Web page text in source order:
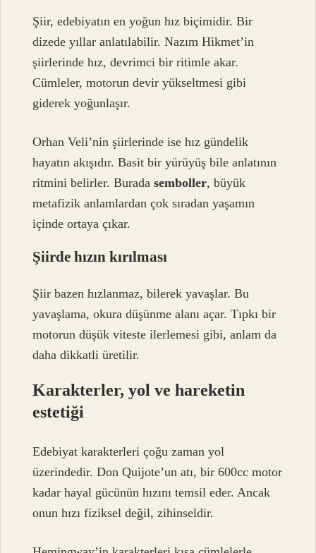
Şiir, edebiyatın en yoğun hız biçimidir. Bir
dizede yıllar anlatılabilir. Nazım Hikmet’in
şiirlerinde hız, devrimci bir ritimle akar.
Cümleler, motorun devir yükseltmesi gibi
giderek yoğunlaşır.
Orhan Veli’nin şiirlerinde ise hız gündelik
hayatın akışıdır. Basit bir yürüyüş bile anlatının
ritmini belirler. Buradasemboller, büyük
metafizik anlamlardan çok sıradan yaşamın
içinde ortaya çıkar.
Şiirde hızın kırılması
Şiir bazen hızlanmaz, bilerek yavaşlar. Bu
yavaşlama, okura düşünme alanı açar. Tıpkı bir
motorun düşük viteste ilerlemesi gibi, anlam da
daha dikkatli üretilir.
Karakterler, yol ve hareketin
estetiği
Edebiyat karakterleri çoğu zaman yol
üzerindedir. Don Quijote’un atı, bir 600cc motor
kadar hayal gücünün hızını temsil eder. Ancak
onun hızı fiziksel değil, zihinseldir.